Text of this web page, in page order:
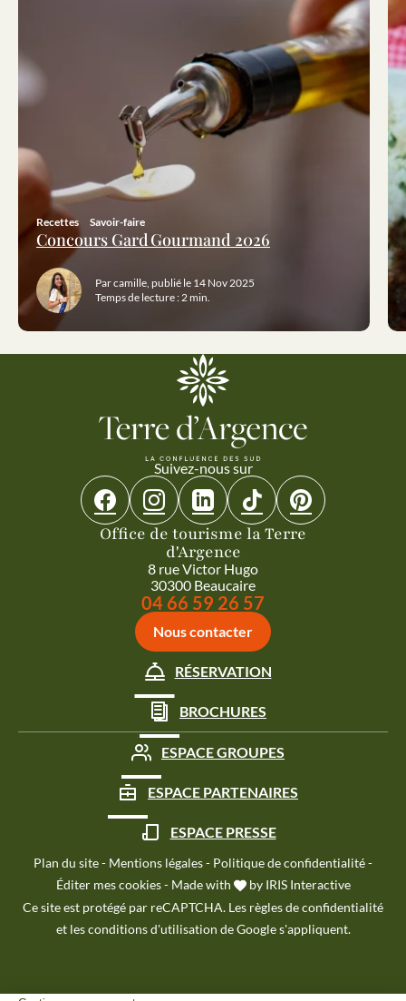
Concours Gard Gourmand 2026
Recettes Savoir-faire
Par camille, publié le 14 Nov 2025
Temps de lecture : 2 min.
Suivez-nous sur
Suivez-nous sur Facebook
Suivez-nous sur Instagram
Suivez-nous sur Linkedin
Suivez-nous sur Tiktok
Suivez-nous sur
Office de tourisme la Terre
d'Argence
8 rue Victor Hugo
30300 Beaucaire
Appeler le
04 66 59 26 57
Nous contacter
RÉSERVATION
BROCHURES
ESPACE GROUPES
ESPACE PARTENAIRES
ESPACE PRESSE
Plan du site- Mentions légales- Politique de confidentialité-
Éditer mes cookies - Made with by IRIS Interactive
Ce site est protégé par reCAPTCHA. Les règles de confidentialité
et lesconditions d'utilisation de Google s'appliquent.